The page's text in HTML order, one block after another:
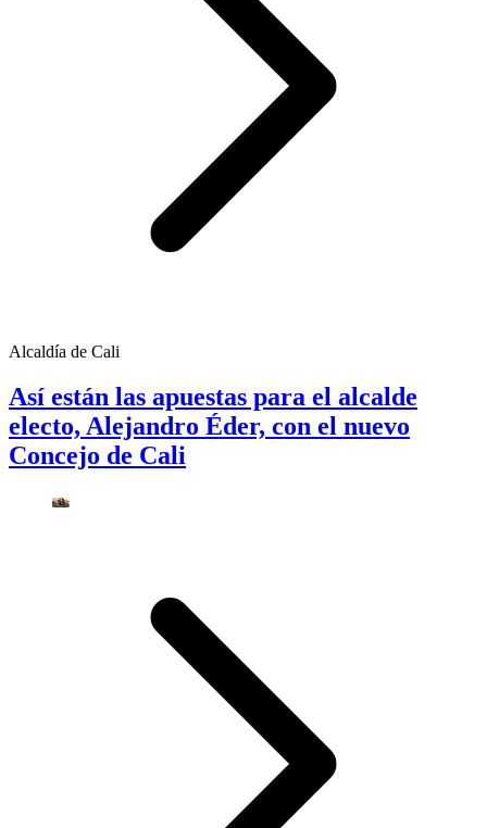
Alcaldía de Cali
Así están las apuestas para el alcalde
electo, Alejandro Éder, con el nuevo
Concejo de Cali